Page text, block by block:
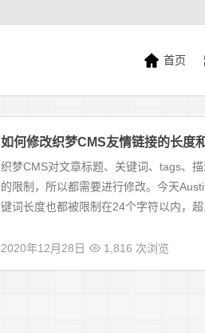
首页
如何修改织梦CMS友情链接的长度
织梦CMS对文章标题、关键词、tags、
的限制，所以都需要进行修改。今天
键词长度也都被限制在24个字符以内，超
2020年12月28日 1,816 次浏览